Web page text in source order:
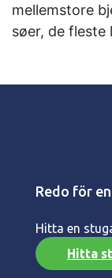
mellemstore
søer, de
Redo för
Hitta en
Hitta